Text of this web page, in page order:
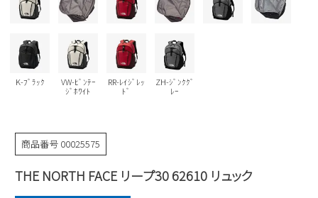
moz
new balance
puma
Parade
SKECHERS
GAP
EDWIN
new balance
new balance
asics
瞬足
トートバッグ
ショルダーバッグ
財布
会員サービス
お問い合わせ
メルマガ購買
K-ﾌﾞﾗｯｸ
VW-ﾋﾞﾝﾃｰ
ｼﾞﾎﾜｲﾄ
RR-ﾚｲｼﾞﾚｯ
ﾄﾞ
ZH-ｼﾞﾝｸｸﾞ
ﾚｰ
商品番号 00025575
THE NORTH FACE リープ30 62610 リュック